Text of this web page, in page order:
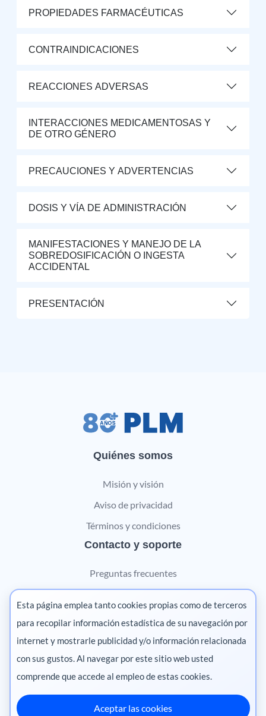
PROPIEDADES FARMACÉUTICAS
CONTRAINDICACIONES
REACCIONES ADVERSAS
INTERACCIONES MEDICAMENTOSAS Y
DE OTRO GÉNERO
PRECAUCIONES Y ADVERTENCIAS
DOSIS Y VÍA DE ADMINISTRACIÓN
MANIFESTACIONES Y MANEJO DE LA
SOBREDOSIFICACIÓN O INGESTA
ACCIDENTAL
PRESENTACIÓN
Quiénes somos
Misión y visión
Aviso de privacidad
Términos y condiciones
Contacto y soporte
Preguntas frecuentes
Contáctanos
Marketing digital
Pharma
México ·
Esta página emplea tanto cookies propias como de terceros
para recopilar información estadística de su navegación por
internet y mostrarle publicidad y/o información relacionada
con sus gustos. Al navegar por este sitio web usted
comprende que accede al empleo de estas cookies.
Aceptar las cookies